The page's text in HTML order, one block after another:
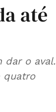
até
dar o aval.
quatro